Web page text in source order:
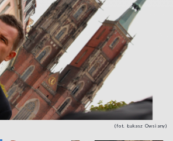
(fot. Łukasz Owsiany)